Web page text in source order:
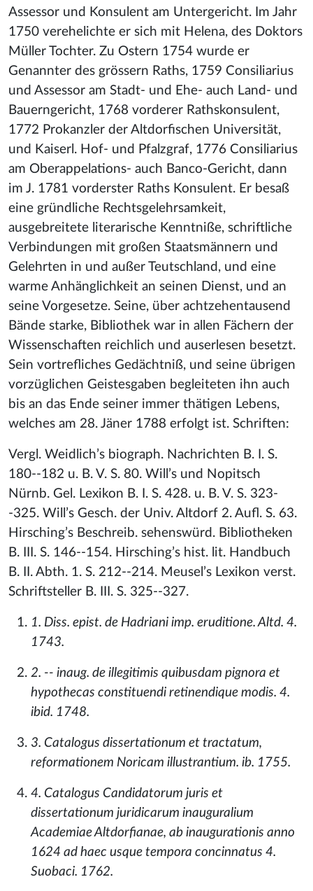
Assessor und Konsulent am Untergericht. Im Jahr
1750 verehelichte er sich mit Helena, des Doktors
Müller Tochter. Zu Ostern 1754 wurde er
Genannter des grössern Raths, 1759 Consiliarius
und Assessor am Stadt- und Ehe- auch Land- und
Bauerngericht, 1768 vorderer Rathskonsulent,
1772 Prokanzler der Altdorfischen Universität,
und Kaiserl. Hof- und Pfalzgraf, 1776 Consiliarius
am Oberappelations- auch Banco-Gericht, dann
im J. 1781 vorderster Raths Konsulent. Er besaß
eine gründliche Rechtsgelehrsamkeit,
ausgebreitete literarische Kenntniße, schriftliche
Verbindungen mit großen Staatsmännern und
Gelehrten in und außer Teutschland, und eine
warme Anhänglichkeit an seinen Dienst, und an
seine Vorgesetze. Seine, über achtzehentausend
Bände starke, Bibliothek war in allen Fächern der
Wissenschaften reichlich und auserlesen besetzt.
Sein vortrefliches Gedächtniß, und seine übrigen
vorzüglichen Geistesgaben begleiteten ihn auch
bis an das Ende seiner immer thätigen Lebens,
welches am 28. Jäner 1788 erfolgt ist. Schriften:
Vergl. Weidlich’s biograph. Nachrichten B. I. S.
180--182 u. B. V. S. 80. Will’s und Nopitsch
Nürnb. Gel. Lexikon B. I. S. 428. u. B. V. S. 323-
-325. Will’s Gesch. der Univ. Altdorf 2. Aufl. S. 63.
Hirsching’s Beschreib. sehenswürd. Bibliotheken
B. III. S. 146--154. Hirsching’s hist. lit. Handbuch
B. II. Abth. 1. S. 212--214. Meusel’s Lexikon verst.
Schriftsteller B. III. S. 325--327.
1. Diss. epist. de Hadriani imp. eruditione. Altd. 4.
1743.
2. -- inaug. de illegitimis quibusdam pignora et
hypothecas constituendi retinendique modis. 4.
ibid. 1748.
3. Catalogus dissertationum et tractatum,
reformationem Noricam illustrantium. ib. 1755.
4. Catalogus Candidatorum juris et
dissertationum juridicarum inauguralium
Academiae Altdorfianae, ab inaugurationis anno
1624 ad haec usque tempora concinnatus 4.
Suobaci. 1762.